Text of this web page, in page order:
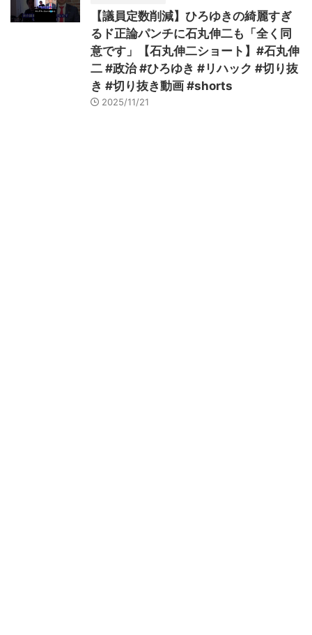
【議員定数削減】ひろゆきの綺麗すぎ
るド正論パンチに石丸伸二も「全く同
意です」【石丸伸二ショート】#石丸伸
二 #政治 #ひろゆき #リハック #切り抜
き #切り抜き動画 #shorts
2025/11/21